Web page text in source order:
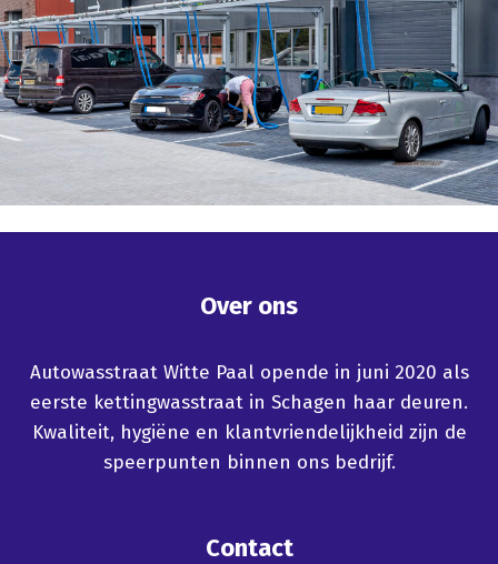
Over ons
Autowasstraat Witte Paal opende in juni 2020 als
eerste kettingwasstraat in Schagen haar deuren.
Kwaliteit, hygiëne en klantvriendelijkheid zijn de
speerpunten binnen ons bedrijf.
Contact